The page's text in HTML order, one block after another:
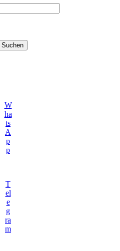
Suchen
W
ha
ts
A
p
p
T
el
e
g
ra
m